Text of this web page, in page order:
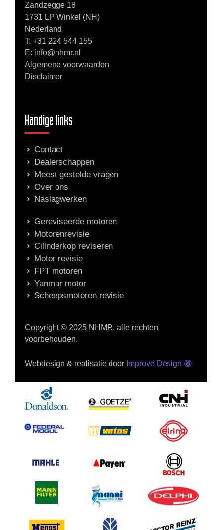
Zandzegge 18
1731 LP Winkel (NH)
Nederland
T: +31 224 544 155
E: info@nhmr.nl
Algemene voorwaarden
Disclaimer
Handige links
Contact
Dealerschappen
Meest gestelde vragen
Over ons
Naslagwerken
Gereviseerde motoren
Motorenrevisie
Cilinderkop reviseren
Motor revisie
FPT motoren
Yanmar motor
Scheepsmotoren revisie
Copyright © 2025 NHMR, alle rechten
voorbehouden.
Webdesign & realisatie door Improve Design 😁